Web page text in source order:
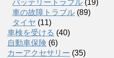
バッテリートラブル (19)
車の故障トラブル (89)
タイヤ (11)
車検を受ける (40)
自動車保険 (6)
カーアクセサリー (35)